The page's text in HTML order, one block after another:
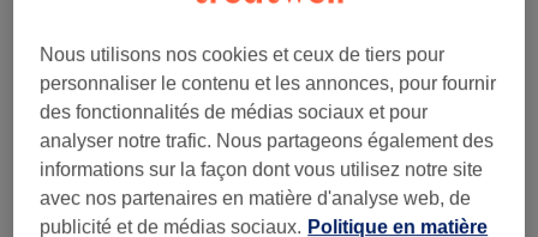
5,0 49 avis
Ambiance
Nous utilisons nos cookies et ceux de tiers pour
personnaliser le contenu et les annonces, pour fournir
des fonctionnalités de médias sociaux et pour
analyser notre trafic. Nous partageons également des
informations sur la façon dont vous utilisez notre site
avec nos partenaires en matière d'analyse web, de
publicité et de médias sociaux. Politique en matière